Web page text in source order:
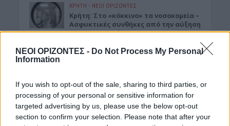
ΝΕΟΙ ΟΡΙΖΟΝΤΕΣ - Do Not Process My Personal
Information
If you wish to opt-out of the sale, sharing to third parties, or
processing of your personal or sensitive information for
targeted advertising by us, please use the below opt-out
section to confirm your selection. Please note that after your
ΚΡΗΤΗ • ΝΕΟΙ ΟΡΙΖΟΝΤΕΣ
Κρήτη: Στο «κόκκινο» τα νοσοκομεία –
Ασφυκτικές συνθήκες από την αύξηση
του τουρισμού και την
7 Αυγούστου 2026 14:57
Χανιά: Θάνατος 64χρονου σε πισίνα
ξενοδοχείου – Μια σύλληψη
7 Αυγούστου 2026 14:54